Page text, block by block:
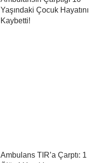
Yaşındaki Çocuk Hayatını
Kaybetti!
Ambulans TIR’a Çarptı: 1